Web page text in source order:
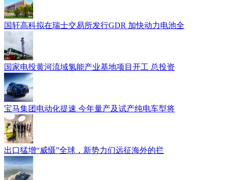
国轩高科拟在瑞士交易所发行GDR 加快动力电池全
国家电投黄河流域氢能产业基地项目开工 总投资
宝马集团电动化提速 今年量产及试产纯电车型将
出口猛增“威慑”全球，新势力们远征海外的拦